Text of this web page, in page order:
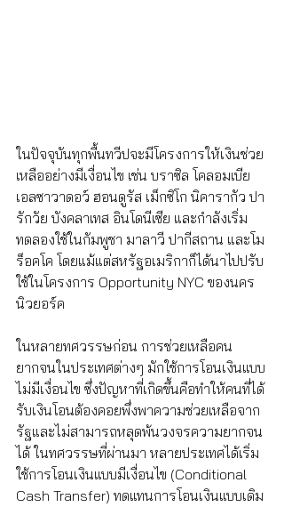
ในปัจจุบันทุกพื้นทวีปจะมีโครงการให้เงินช่วย
เหลืออย่างมีเงื่อนไข เช่น บราซิล โคลอมเบีย
เอลซาวาดอว์ ฮอนดูรัส เม็กซิโก นิคารากัว ปา
รักวัย บังคลาเทส อินโดนีเซีย และกำลังเริ่ม
ทดลองใช้ในกัมพูชา มาลาวี ปากีสถาน และโม
ร็อคโค โดยแม้แต่สหรัฐอเมริกาก็ได้นาไปปรับ
ใช้ในโครงการ Opportunity NYC ของนคร
นิวยอร์ค
ในหลายทศวรรษก่อน การช่วยเหลือคน
ยากจนในประเทศต่างๆ มักใช้การโอนเงินแบบ
ไม่มีเงื่อนไข ซึ่งปัญหาที่เกิดขึ้นคือทำให้คนที่ได้
รับเงินโอนต้องคอยพึ่งพาความช่วยเหลือจาก
รัฐและไม่สามารถหลุดพ้นวงจรความยากจน
ได้ ในทศวรรษที่ผ่านมา หลายประเทศได้เริ่ม
ใช้การโอนเงินแบบมีเงื่อนไข (Conditional
Cash Transfer) ทดแทนการโอนเงินแบบเดิม